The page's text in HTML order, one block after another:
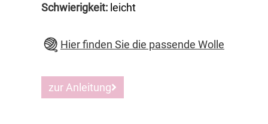
Schwierigkeit: leicht
Hier finden Sie die passende Wolle
zur Anleitung